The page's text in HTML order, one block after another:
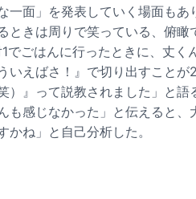
一面」を発表していく場面もあ
ときは周りで笑っている、俯瞰
でごはんに行ったときに、丈く
いえばさ！』で切り出すことが
）』って説教されました」と語
も感じなかった」と伝えると、
ね」と自己分析した。